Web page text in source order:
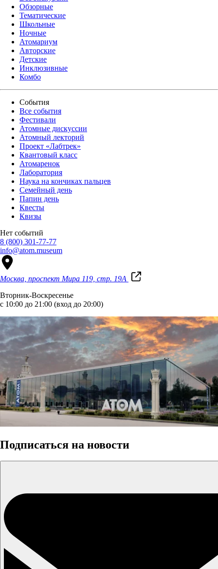
Обзорные
Тематические
Школьные
Ночные
Атомариум
Авторские
Детские
Инклюзивные
Комбо
События
Все события
Фестивали
Атомные дискуссии
Атомный лекторий
Проект «Лабтрек»
Квантовый класс
Атомаренок
Лаборатория
Наука на кончиках пальцев
Семейный день
Папин день
Квесты
Квизы
Нет событий
8 (800) 301-77-77
info@atom.museum
Москва, проспект Мира 119, стр. 19А
Вторник-Воскресенье
с 10:00 до 21:00 (вход до 20:00)
Подписаться на новости